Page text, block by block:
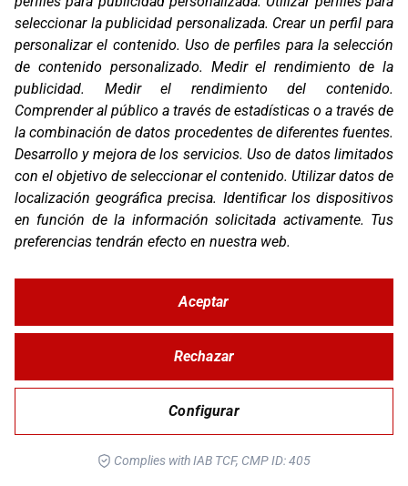
RAZONES PARA ELEGIR TR100
seleccionar la publicidad personalizada. Crear un perfil para
personalizar el contenido. Uso de perfiles para la selección
de contenido personalizado. Medir el rendimiento de la
publicidad. Medir el rendimiento del contenido.
Comprender al público a través de estadísticas o a través de
la combinación de datos procedentes de diferentes fuentes.
Desarrollo y mejora de los servicios.Uso de datos limitados
con el objetivo de seleccionar el contenido. Utilizar datos de
localización geográfica precisa. Identificar los dispositivos
en función de la información solicitada activamente. Tus
preferencias tendrán efecto en nuestra web.
Configurar
Rechazar
Aceptar
Complies with IAB TCF, CMP ID: 405